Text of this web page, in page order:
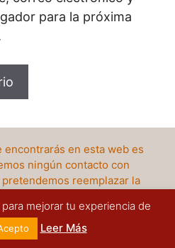
para la próxima
en esta web es
ningún contacto con
reemplazar la
POLÍTICA DE COOKIES
DEL SITIO CONTACTO
mejorar tu experiencia de
Leer Más